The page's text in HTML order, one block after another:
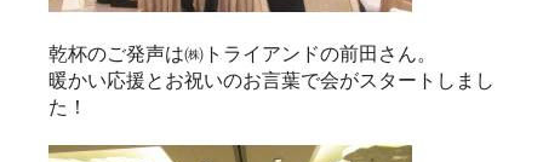
乾杯のご発声は㈱トライアンドの前田さん。
暖かい応援とお祝いのお言葉で会がスタートしまし
た！